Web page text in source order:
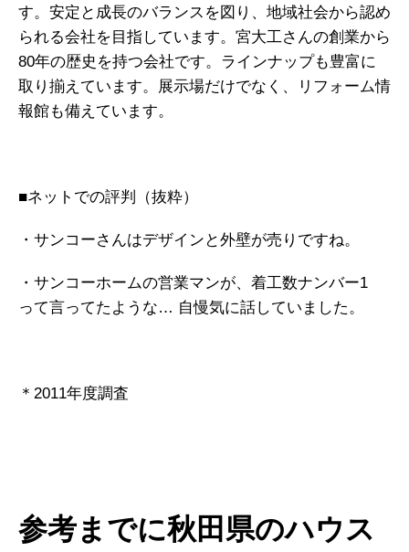
す。安定と成長のバランスを図り、地域社会から認め
られる会社を目指しています。宮大工さんの創業から
80年の歴史を持つ会社です。ラインナップも豊富に
取り揃えています。展示場だけでなく、リフォーム情
報館も備えています。
■ネットでの評判（抜粋）
・サンコーさんはデザインと外壁が売りですね。
・サンコーホームの営業マンが、着工数ナンバー1
って言ってたような… 自慢気に話していました。
＊2011年度調査
参考までに秋田県のハウス